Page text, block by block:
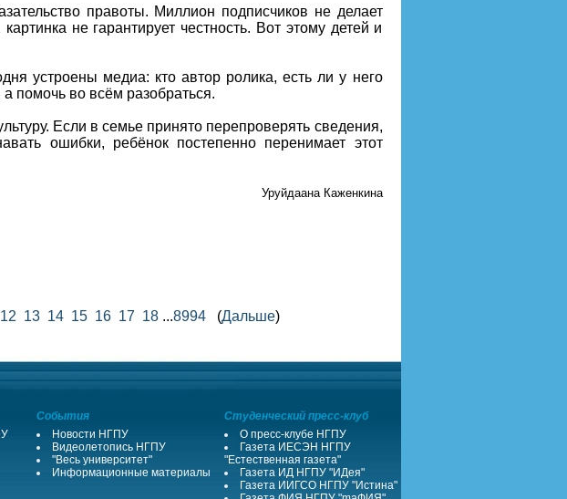
правоты. Миллион подписчиков не делает
не гарантирует честность. Вот этому детей и
устроены медиа: кто автор ролика, есть ли у него
помочь во всём разобраться.
Если в семье принято перепроверять сведения,
ошибки, ребёнок постепенно перенимает этот
Уруйдаана Каженкина
12 13 14 15 16 17 18...8994(Дальше)
События
Студенческий пресс-клуб
Новости НГПУ
Видеолетопись НГПУ
"Весь университет"
Информационные материалы
О пресс-клубе НГПУ
Газета ИЕСЭН НГПУ
"Естественная газета"
Газета ИД НГПУ "ИДея"
Газета ИИГСО НГПУ "Истина"